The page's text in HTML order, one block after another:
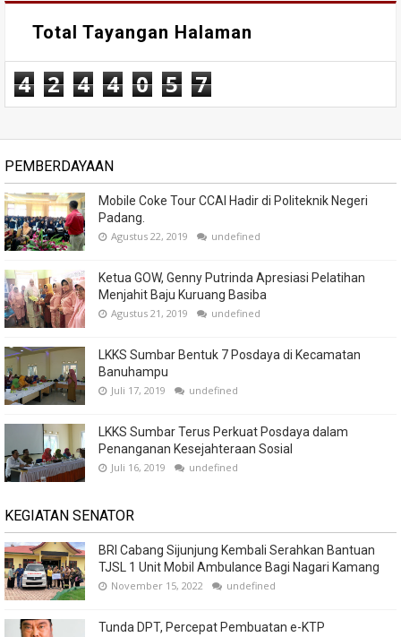
Total Tayangan Halaman
4 2 4 4 0 5 7
PEMBERDAYAAN
Mobile Coke Tour CCAI Hadir di Politeknik Negeri
Padang.
Agustus 22, 2019 undefined
Ketua GOW, Genny Putrinda Apresiasi Pelatihan
Menjahit Baju Kuruang Basiba
Agustus 21, 2019 undefined
LKKS Sumbar Bentuk 7 Posdaya di Kecamatan
Banuhampu
Juli 17, 2019 undefined
LKKS Sumbar Terus Perkuat Posdaya dalam
Penanganan Kesejahteraan Sosial
Juli 16, 2019 undefined
KEGIATAN SENATOR
BRI Cabang Sijunjung Kembali Serahkan Bantuan
TJSL 1 Unit Mobil Ambulance Bagi Nagari Kamang
November 15, 2022 undefined
Tunda DPT, Percepat Pembuatan e-KTP